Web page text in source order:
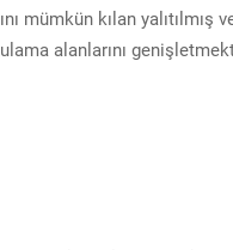
mümkün kılan yalıtılmış
alanlarını